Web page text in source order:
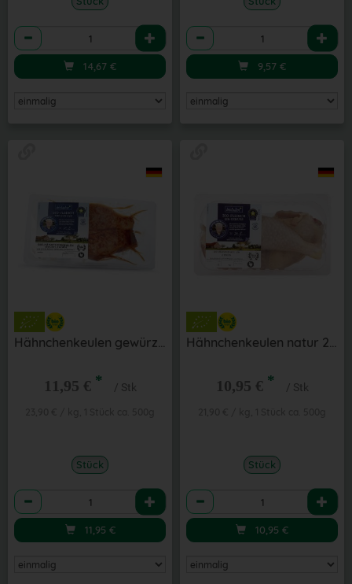
Anzahl
14,67 €
Anzahl
9,57 €
Hähnchenkeulen gewürzt 2 Stk
11,95 € * / Stk
Stück
Anzahl
11,95 €
Hähnchenkeulen natur 2 Stk
10,95 € * / Stk
Stück
Anzahl
10,95 €